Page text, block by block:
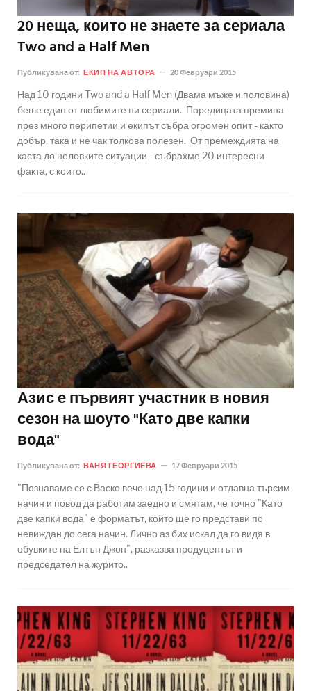
20 неща, които не знаете за сериала
Two and a Half Men
Публикувана от: ЕКИП НА АВТОРА 20 Февруари 2015
Над 10 години Two and a Half Men (Двама мъже и половина)
беше един от любимите ни сериали. Поредицата премина
през много перипетии и екипът събра огромен опит - както
добър, така и не чак толкова полезен. От премеждията на
каста до неловките ситуации - събрахме 20 интересни
факта, с които..
Азис е първият участник в новия
сезон на шоуто "Като две капки
вода"
Публикувана от: ВАНЯ ГЕОРГИЕВА 17 Февруари 2015
"Познаваме се с Васко вече над 15 години и отдавна търсим
начин и повод да работим заедно и смятам, че точно "Като
две капки вода" е форматът, който ще го представи по
невиждан до сега начин. Лично аз бих искал да го видя в
обувките на Елтън Джон", разказва продуцентът и
председател на журито..